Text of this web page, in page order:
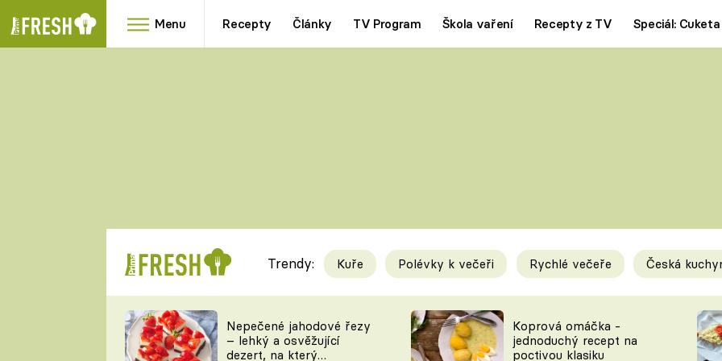
Menu Recepty Články TV Program Škola vaření Recepty z TV Speciál: Cuketa
RYCHLOVKY
Videorecepty
TEĎ VAŘÍ ŠÉF!
Tipy a triky
KAM ZA JÍDLEM
Trendy: Kuře Polévky k večeři Rychlé večeře Česká
Nepečené jahodové řezy
– lehký a osvěžující
dezert, na který
Koprová omáčka -
jednoduchý recept na
poctivou klasiku